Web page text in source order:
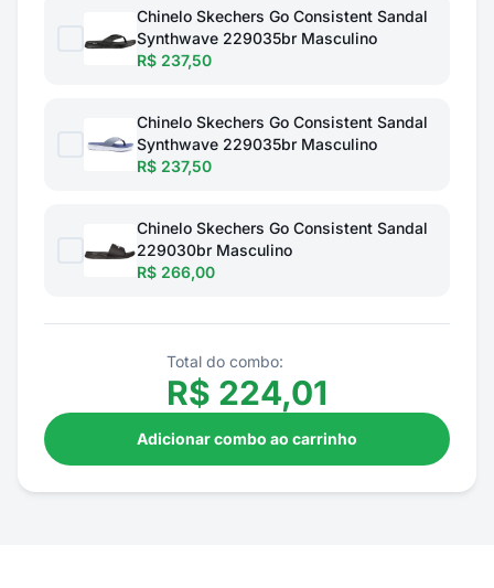
Chinelo Skechers Go Consistent Sandal
Synthwave 229035br Masculino
R$ 237,50
Chinelo Skechers Go Consistent Sandal
Synthwave 229035br Masculino
R$ 237,50
Chinelo Skechers Go Consistent Sandal
229030br Masculino
R$ 266,00
Total do combo:
R$ 224,01
Adicionar combo ao carrinho